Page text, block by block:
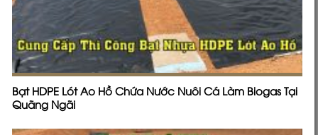
Bạt HDPE Lót Ao Hồ Chứa Nước Nuôi Cá Làm Biogas Tại
Quãng Ngãi